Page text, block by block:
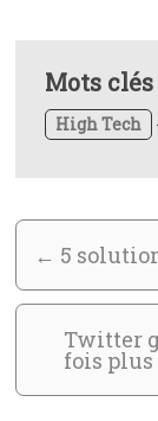
Mots clés
High Tech
← 5
Twitter
fois plus